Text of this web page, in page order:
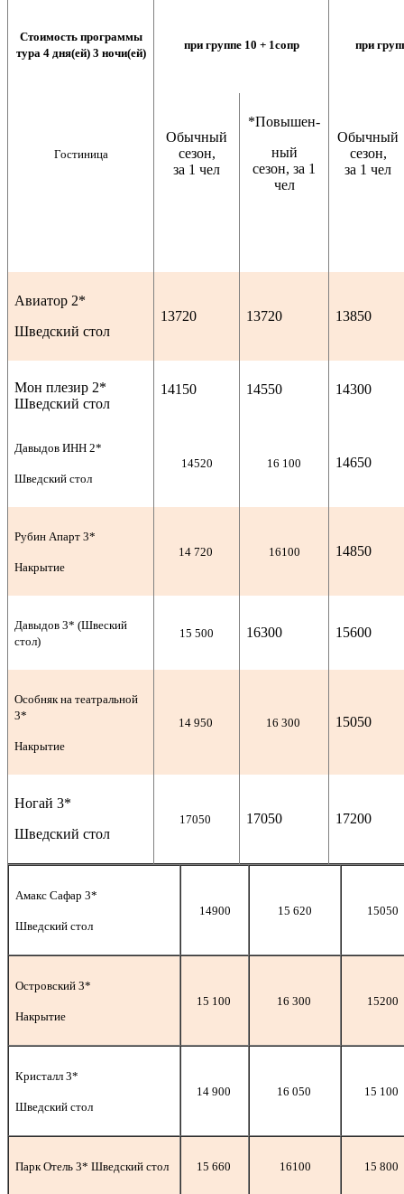
Стоимость программы
тура 4 дня(ей) 3 ночи(ей)
при группе 10 + 1сопр при
Гостиница
Обычный
сезон,
за 1 чел
*Повышен-
ный
сезон, за 1
чел
Обычный
сезон,
за 1 чел
Авиатор 2*
Шведский стол
13720 13720 13850
Мон плезир 2*
Шведский стол
14150 14550 14300
Давыдов ИНН 2*
Шведский стол
14520 16 100 14650
Рубин Апарт 3*
Накрытие
14 720 16100 14850
Давыдов 3* (Швеский
стол)
15 500 16300 15600
Особняк на театральной
3*
Накрытие
14 950 16 300 15050
Ногай 3*
Шведский стол
17050 17050 17200
Амакс Сафар 3*
Шведский стол
14900 15 620 15050
Островский 3*
Накрытие
15 100 16 300 15200
Кристалл 3*
Шведский стол
14 900 16 050 15 100
Парк Отель 3* Шведский стол 15 660 16100 15 800